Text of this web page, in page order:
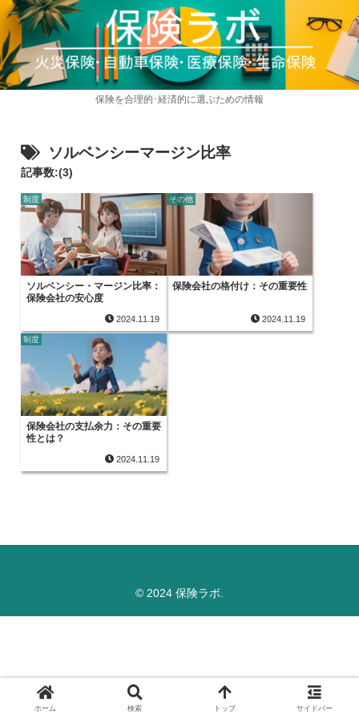
保険を合理的･経済的に選ぶための情報
ソルベンシーマージン比率
記事数:(3)
制度
ソルベンシー・マージン比率：
保険会社の安心度
2024.11.19
その他
保険会社の格付け：その重要性
2024.11.19
制度
保険会社の支払余力：その重要
性とは？
2024.11.19
© 2024 保険ラボ.
ホーム 検索 トップ サイドバー